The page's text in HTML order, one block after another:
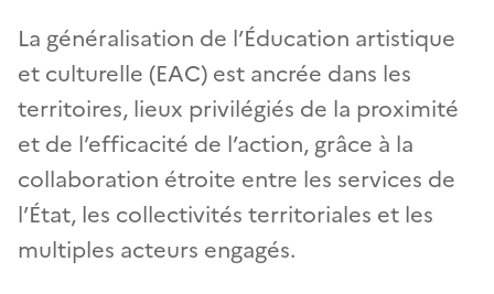
La généralisation de l’Éducation artistique
et culturelle (EAC) est ancrée dans les
territoires, lieux privilégiés de la proximité
et de l’efficacité de l’action, grâce à la
collaboration étroite entre les services de
l’État, les collectivités territoriales et les
multiples acteurs engagés.